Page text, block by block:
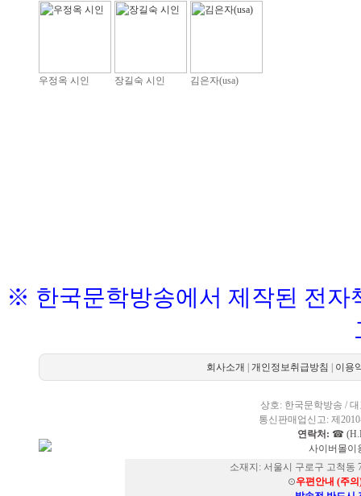
우정옥 시인 장길숙 시인 김은자(usa)
※ 한국문학방송에서 제작된 전자
회사소개 개인정보취급방침 이용
상호: 한국문학방송 /
통신판매업신고: 제
연락처: ☎
사이버몰이
소재지: 서울시 구로구 고척동
⊙우편안내 (주